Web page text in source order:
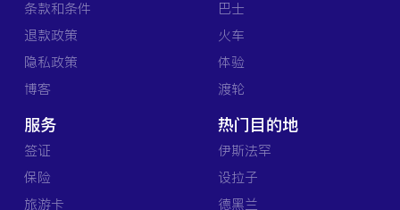
条款和条件
退款政策
隐私政策
博客
巴士
火车
体验
渡轮
服务
签证
保险
旅游卡
热门目的地
伊斯法罕
设拉子
德黑兰